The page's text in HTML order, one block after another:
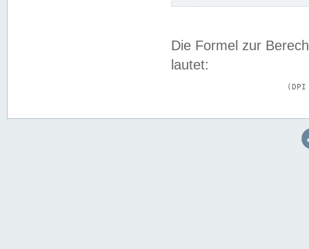
Die Formel zur
lautet: